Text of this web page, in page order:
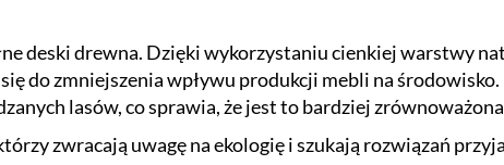
deski drewna. Dzięki wykorzystaniu cienkiej warstwy
do zmniejszenia wpływu produkcji mebli na
lasów, co sprawia, że jest to bardziej
zwracają uwagę na ekologię i szukają rozwiązań